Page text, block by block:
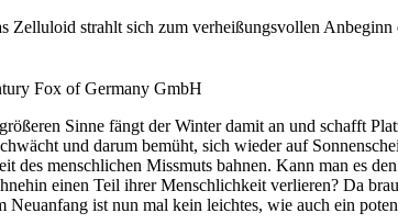
Zelluloid strahlt sich zum verheißungsvollen Anbeginn
Fox of Germany GmbH
Sinne fängt der Winter damit an und schafft
und darum bemüht, sich wieder auf
des menschlichen Missmuts bahnen. Kann man es
einen Teil ihrer Menschlichkeit verlieren? Da
Neuanfang ist nun mal kein leichtes, wie auch ein